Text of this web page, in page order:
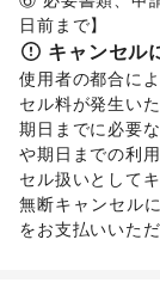
日前まで】
キャンセル
使用者の都合に
セル料が発生い
期日までに必要
や期日までの利
セル扱いとして
無断キャンセル
をお支払いいた